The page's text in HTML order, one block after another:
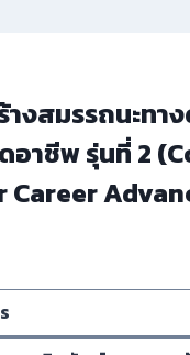
งสมรรถนะทา
อาชีพ รุ่นที่ 2
Career